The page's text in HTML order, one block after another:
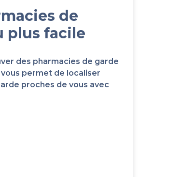
de
plus facile
des pharmacies de garde
permet de localiser
proches de vous avec